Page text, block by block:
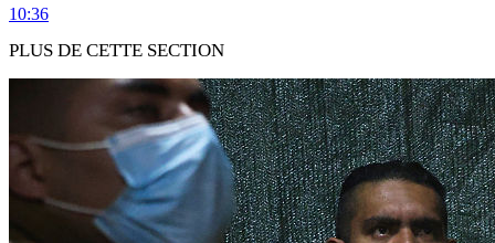
10:36
PLUS DE CETTE SECTION